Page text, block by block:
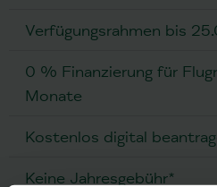
Verfügungsrahmen bis
0 % Finanzierung für
Monate
Kostenlos digital
Keine Jahresgebühr*